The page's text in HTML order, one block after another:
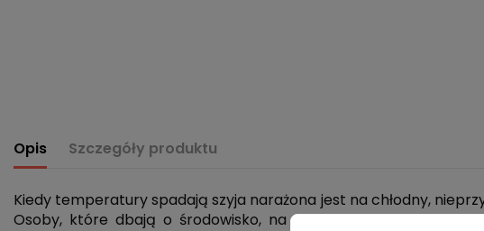
Opis Szczegóły produktu
Kiedy temperatury spadają szyja narażona jest na chłodny,
Osoby, które dbają o środowisko, na pewno ucieszy